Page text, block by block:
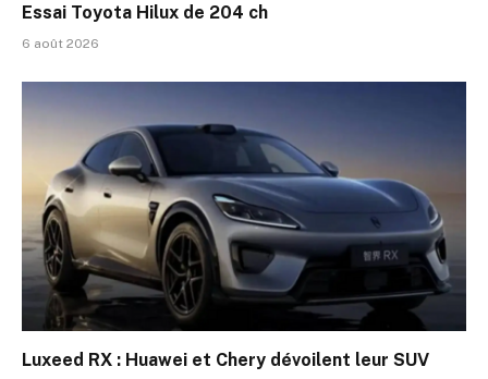
Essai Toyota Hilux de 204 ch
6 août 2026
Luxeed RX : Huawei et Chery dévoilent leur SUV